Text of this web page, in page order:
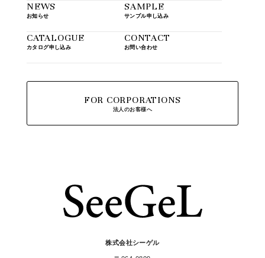
株式会社シーゲル
NEWS
お知らせ
SAMPLE
サンプル申し込み
CATALOGUE
カタログ申し込み
CONTACT
お問い合わせ
FOR CORPORATIONS
法人のお客様へ